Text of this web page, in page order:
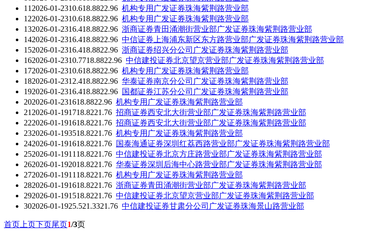
11 2026-01-2310.618.8822.96 机构专用 广发证券珠海紫荆路营业部
122026-01-2310.618.8822.96 机构专用 广发证券珠海紫荆路营业部
132026-01-2316.418.8822.96 浙商证券青田涌潮街营业部广发证券珠海紫荆路营业部
142026-01-2316.418.8822.96 中信证券上海浦东新区东方路营业部广发证券珠海紫荆路营业部
152026-01-2316.418.8822.96 浙商证券绍兴分公司 广发证券珠海紫荆路营业部
162026-01-2310.7718.8822.96 中信建投证券北京望京营业部广发证券珠海紫荆路营业部
172026-01-2310.618.8822.96 机构专用 广发证券珠海紫荆路营业部
182026-01-2312.418.8822.96 华泰证券南京分公司 广发证券珠海紫荆路营业部
192026-01-2316.418.8822.96 国都证券江苏分公司 广发证券珠海紫荆路营业部
202026-01-231618.8822.96 机构专用 广发证券珠海紫荆路营业部
21 2026-01-191718.8221.76 招商证券西安北大街营业部广发证券珠海紫荆路营业部
222026-01-191618.8221.76 招商证券西安北大街营业部广发证券珠海紫荆路营业部
232026-01-193518.8221.76 机构专用 广发证券珠海紫荆路营业部
242026-01-191618.8221.76 国泰海通证券深圳红荔西路营业部广发证券珠海紫荆路营业部
252026-01-1911 18.8221.76 中信建投证券北京方庄路营业部广发证券珠海紫荆路营业部
262026-01-192018.8221.76 华泰证券深圳后海中心路营业部广发证券珠海紫荆路营业部
272026-01-1911 18.8221.76 机构专用 广发证券珠海紫荆路营业部
282026-01-191618.8221.76 浙商证券青田涌潮街营业部广发证券珠海紫荆路营业部
292026-01-191518.8221.76 中信建投证券北京望京营业部广发证券珠海紫荆路营业部
302026-01-1925.521.3321.76 中信建投证券甘肃分公司 广发证券珠海景山路营业部
首页 上页下页尾页1/3页